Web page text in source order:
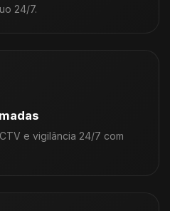
24/7.
e vigilância 24/7 com